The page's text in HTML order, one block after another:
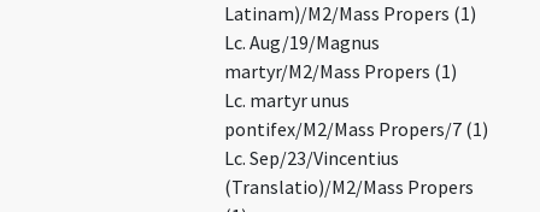
Latinam)/M2/Mass Propers (1)
Lc. Aug/19/Magnus
martyr/M2/Mass Propers (1)
Lc. martyr unus
pontifex/M2/Mass Propers/7 (1)
Lc. Sep/23/Vincentius
(Translatio)/M2/Mass Propers